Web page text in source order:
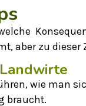
aber zu dieser
wie man
braucht.